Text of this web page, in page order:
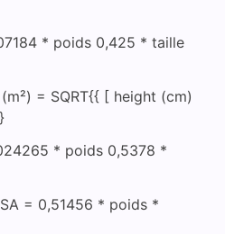
* poids 0,425 * taille
= SQRT{{ [ height (cm)
* poids 0,5378 *
= 0,51456 * poids *